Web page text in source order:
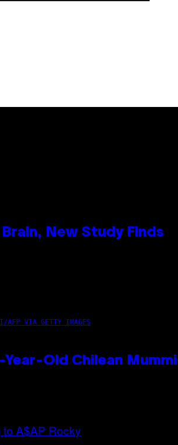
New Study Finds
AFP VIA GETTY IMAGES
Old Chilean